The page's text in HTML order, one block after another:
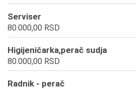
Serviser
80.000,00 RSD
Higijeničarka,perač sudja
80.000,00 RSD
Radnik - perač